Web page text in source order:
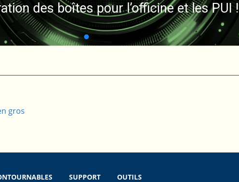
des boîtes pour l’officine et les PUI !
gros
SUPPORT OUTILS